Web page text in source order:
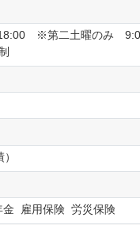
※第二土曜のみ
金 雇用保険 労災保険